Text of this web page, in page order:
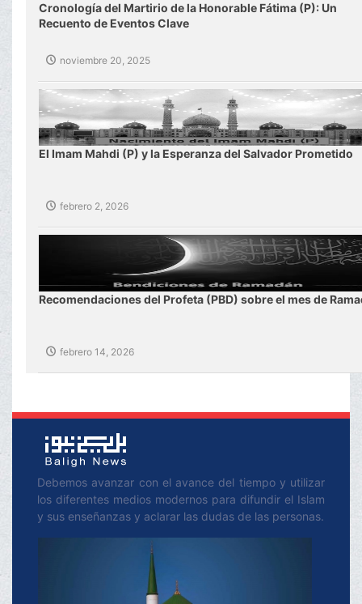
Cronología del Martirio de la Honorable Fátima (P): Un
Recuento de Eventos Clave
noviembre 20, 2025
El Imam Mahdi (P) y la Esperanza del Salvador Prometido
febrero 2, 2026
Recomendaciones del Profeta (PBD) sobre el mes de
febrero 14, 2026
Debemos avanzar con el avance del tiempo y utilizar
los diferentes medios modernos para difundir el Islam
y sus enseñanzas y aclarar las dudas de las personas.